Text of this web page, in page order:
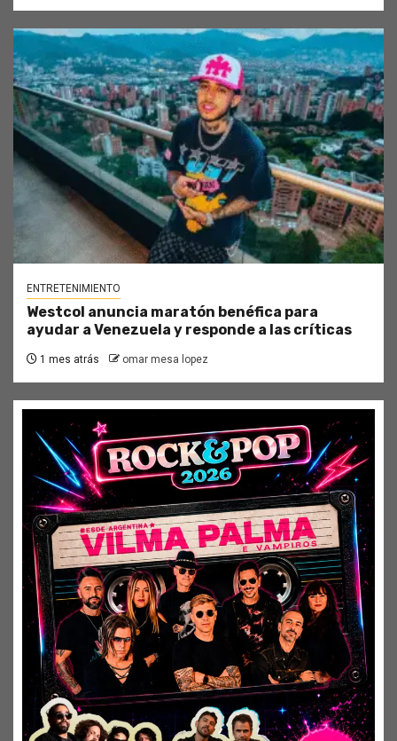
ENTRETENIMIENTO
Westcol anuncia maratón benéfica para
ayudar a Venezuela y responde a las críticas
1 mes atrás omar mesa lopez